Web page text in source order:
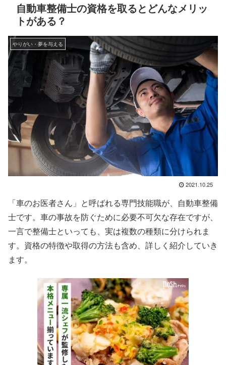
自動車整備士の資格を取るとどんなメリッ
トがある？
やりがい・夢を与える
2021.10.25
「車のお医者さん」と呼ばれる専門技能職が、自動車整備
士です。車の事故を防ぐために必要不可欠な存在ですが、
一言で整備士といっても、実は複数の種類に分けられま
す。資格の特徴や取得の方法も含め、詳しく紹介していき
ます。